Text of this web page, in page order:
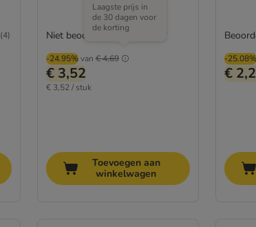
(4)
-24.95% van € 4,69
Laagste prijs in
de 30 dagen voor
de korting
€ 3,52
€ 3,52 / stuk
Niet beoordeeld
Toevoegen aan
winkelwagen
-25.08%
€